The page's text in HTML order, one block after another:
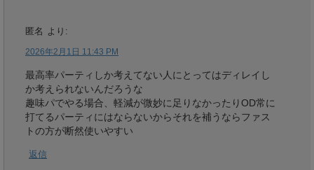
匿名 より:
2026年2月1日 11:43 PM
最高率パーティしか考えてない人にとってはディレイし
か考えられないんだろうな
趣味パでやる場合、軽減が微妙に足りなかったりOD常に
打てるパーティにはならないからそれを補うならファス
トの方が断然使いやすい
返信